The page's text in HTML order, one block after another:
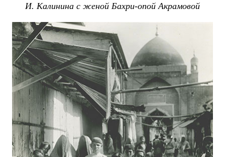
И. Калинина с женой Бахри-опой Акрамовой